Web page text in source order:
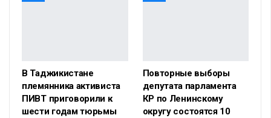
В Таджикистане
племянника активиста
ПИВТ приговорили к
шести годам тюрьмы
Повторные выборы
депутата парламента
КР по Ленинскому
округу состоятся 10